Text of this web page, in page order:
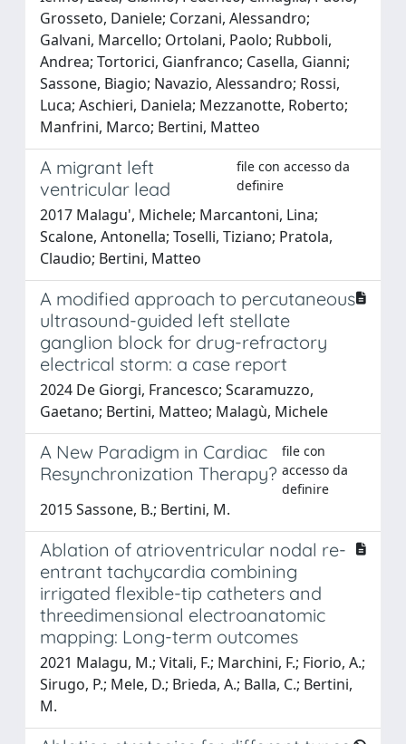
Grosseto, Daniele; Corzani, Alessandro;
Galvani, Marcello; Ortolani, Paolo; Rubboli,
Andrea; Tortorici, Gianfranco; Casella, Gianni;
Sassone, Biagio; Navazio, Alessandro; Rossi,
Luca; Aschieri, Daniela; Mezzanotte, Roberto;
Manfrini, Marco; Bertini, Matteo
A migrant left
ventricular lead
file con accesso da
definire
2017 Malagu', Michele; Marcantoni, Lina;
Scalone, Antonella; Toselli, Tiziano; Pratola,
Claudio; Bertini, Matteo
A modified approach to percutaneous
ultrasound-guided left stellate
ganglion block for drug-refractory
electrical storm: a case report
2024 De Giorgi, Francesco; Scaramuzzo,
Gaetano; Bertini, Matteo; Malagù, Michele
A New Paradigm in Cardiac
Resynchronization Therapy?
file con
accesso da
definire
2015 Sassone, B.; Bertini, M.
Ablation of atrioventricular nodal re-
entrant tachycardia combining
irrigated flexible-tip catheters and
threedimensional electroanatomic
mapping: Long-term outcomes
2021 Malagu, M.; Vitali, F.; Marchini, F.; Fiorio, A.;
Sirugo, P.; Mele, D.; Brieda, A.; Balla, C.; Bertini,
M.